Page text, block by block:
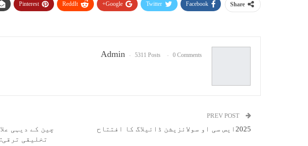
Share
Facebook
Twitter
Google+
ReddIt
Pinterest
Admin 5311 Posts 0 Comments
2025ایس سی او سولائزیشن ڈائیلاگ کا افتتاح
چین کے دیہی
تخلیقی